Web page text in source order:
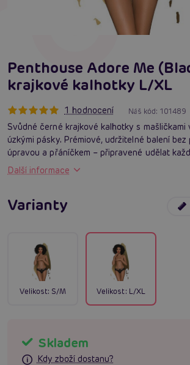
Penthouse Adore Me
krajkové kalhotky L/XL
1 hodnocení Náš kód: 101489
Svůdné černé krajkové kalhotky s mašličkami
úzkými pásky. Prémiové, udržitelné balení
úpravou a přáníčkem – připravené udělat
Další informace
Varianty
Velikost: S/M Velikost: L/XL
Skladem
Kdy zboží dostanu?